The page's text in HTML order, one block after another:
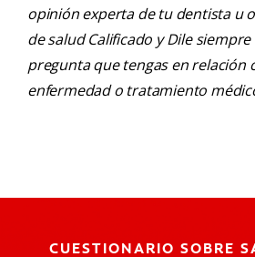
opinión experta de tu dentista u
de salud Calificado y Dile
pregunta que tengas en relación
enfermedad o tratamiento
CUESTIONARIO SOBRE